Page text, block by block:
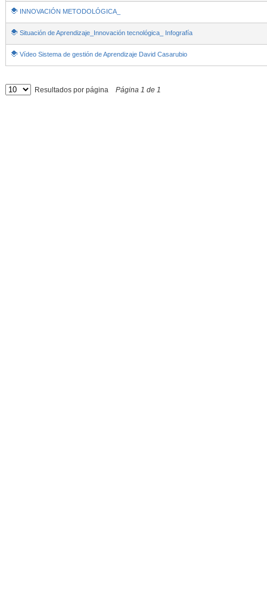
INNOVACIÓN METODOLÓGICA_
Situación de Aprendizaje_Innovación tecnológica_ Infografía
Vídeo Sistema de gestión de Aprendizaje David Casarubio
Resultados por página Página 1 de 1